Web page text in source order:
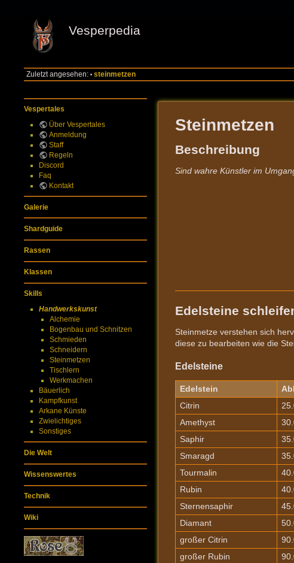
Vesperpedia
Zuletzt angesehen: • steinmetzen
Vespertales
Über Vespertales
Anmeldung
Staff
Regeln
Discord
Faq
Kontakt
Galerie
Shardguide
Rassen
Klassen
Skills
Handwerkskunst
Alchemie
Bogenbau und Schnitzen
Schmieden
Schneidern
Steinmetzen
Tischlern
Werkmachen
Bäuerlich
Kampfkunst
Arkane Künste
Zwielichtiges
Sonstiges
Die Welt
Wissenswertes
Technik
Wiki
Steinmetzen
Beschreibung
Sind wahre Künstler im
Edelsteine
Steinmetze verstehen sich
diese zu bearbeiten wie die
Edelsteine
Edelstein
Citrin
Amethyst
Saphir
Smaragd
Tourmalin
Rubin
Sternensaphir
Diamant
großer Citrin
großer Rubin